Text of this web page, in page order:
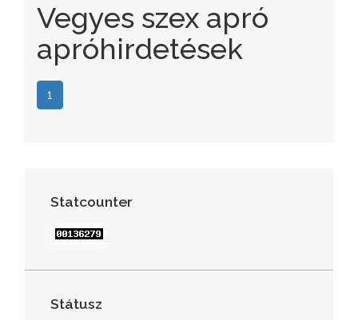
Vegyes szex apró
apróhirdetések
1
Statcounter
Státusz